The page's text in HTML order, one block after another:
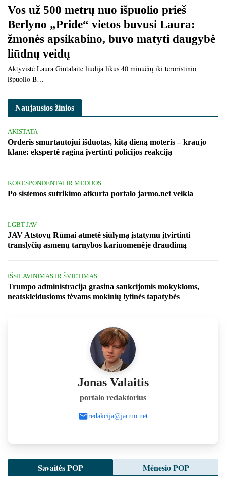
Vos už 500 metrų nuo išpuolio prieš
Berlyno „Pride“ vietos buvusi Laura:
žmonės apsikabino, buvo matyti daugybė
liūdnų veidų
Aktyvistė Laura Gintalaitė liudija likus 40 minučių iki teroristinio
išpuolio B…
Naujausios žinios
AKISTATA
Orderis smurtautojui išduotas, kitą dieną moteris – kraujo
klane: ekspertė ragina įvertinti policijos reakciją
KORESPONDENTAI IR MEDIJOS
Po sistemos sutrikimo atkurta portalo jarmo.net veikla
LGBT JAV
JAV Atstovų Rūmai atmetė siūlymą įstatymu įtvirtinti
translyčių asmenų tarnybos kariuomenėje draudimą
IŠSILAVINIMAS IR ŠVIETIMAS
Trumpo administracija grasina sankcijomis mokykloms,
neatskleidusioms tėvams mokinių lytinės tapatybės
Jonas Valaitis
portalo redaktorius
redakcija@jarmo.net
Savaitės POP Mėnesio POP